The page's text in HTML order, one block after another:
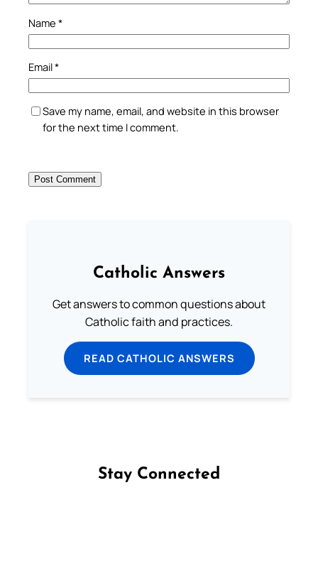
Name *
Email*
Save my name, email, and website in this browser
for the next time I comment.
Catholic Answers
Get answers to common questions about
Catholic faith and practices.
READ CATHOLIC ANSWERS
Stay Connected